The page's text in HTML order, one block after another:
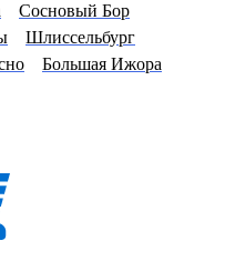
Сосновый Бор
Шлиссельбург
Большая Ижора